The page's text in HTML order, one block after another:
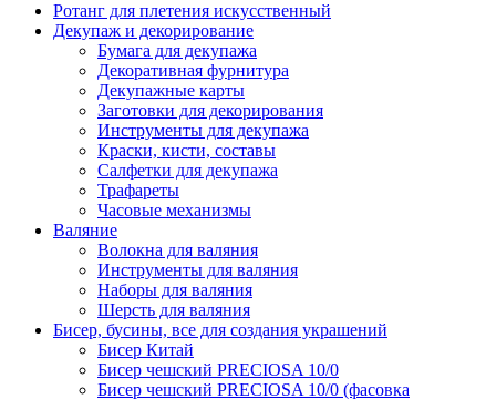
Ротанг для плетения искусственный
Декупаж и декорирование
Бумага для декупажа
Декоративная фурнитура
Декупажные карты
Заготовки для декорирования
Инструменты для декупажа
Краски, кисти, составы
Салфетки для декупажа
Трафареты
Часовые механизмы
Валяние
Волокна для валяния
Инструменты для валяния
Наборы для валяния
Шерсть для валяния
Бисер, бусины, все для создания украшений
Бисер Китай
Бисер чешский PRECIOSA 10/0
Бисер чешский PRECIOSA 10/0 (фасовка